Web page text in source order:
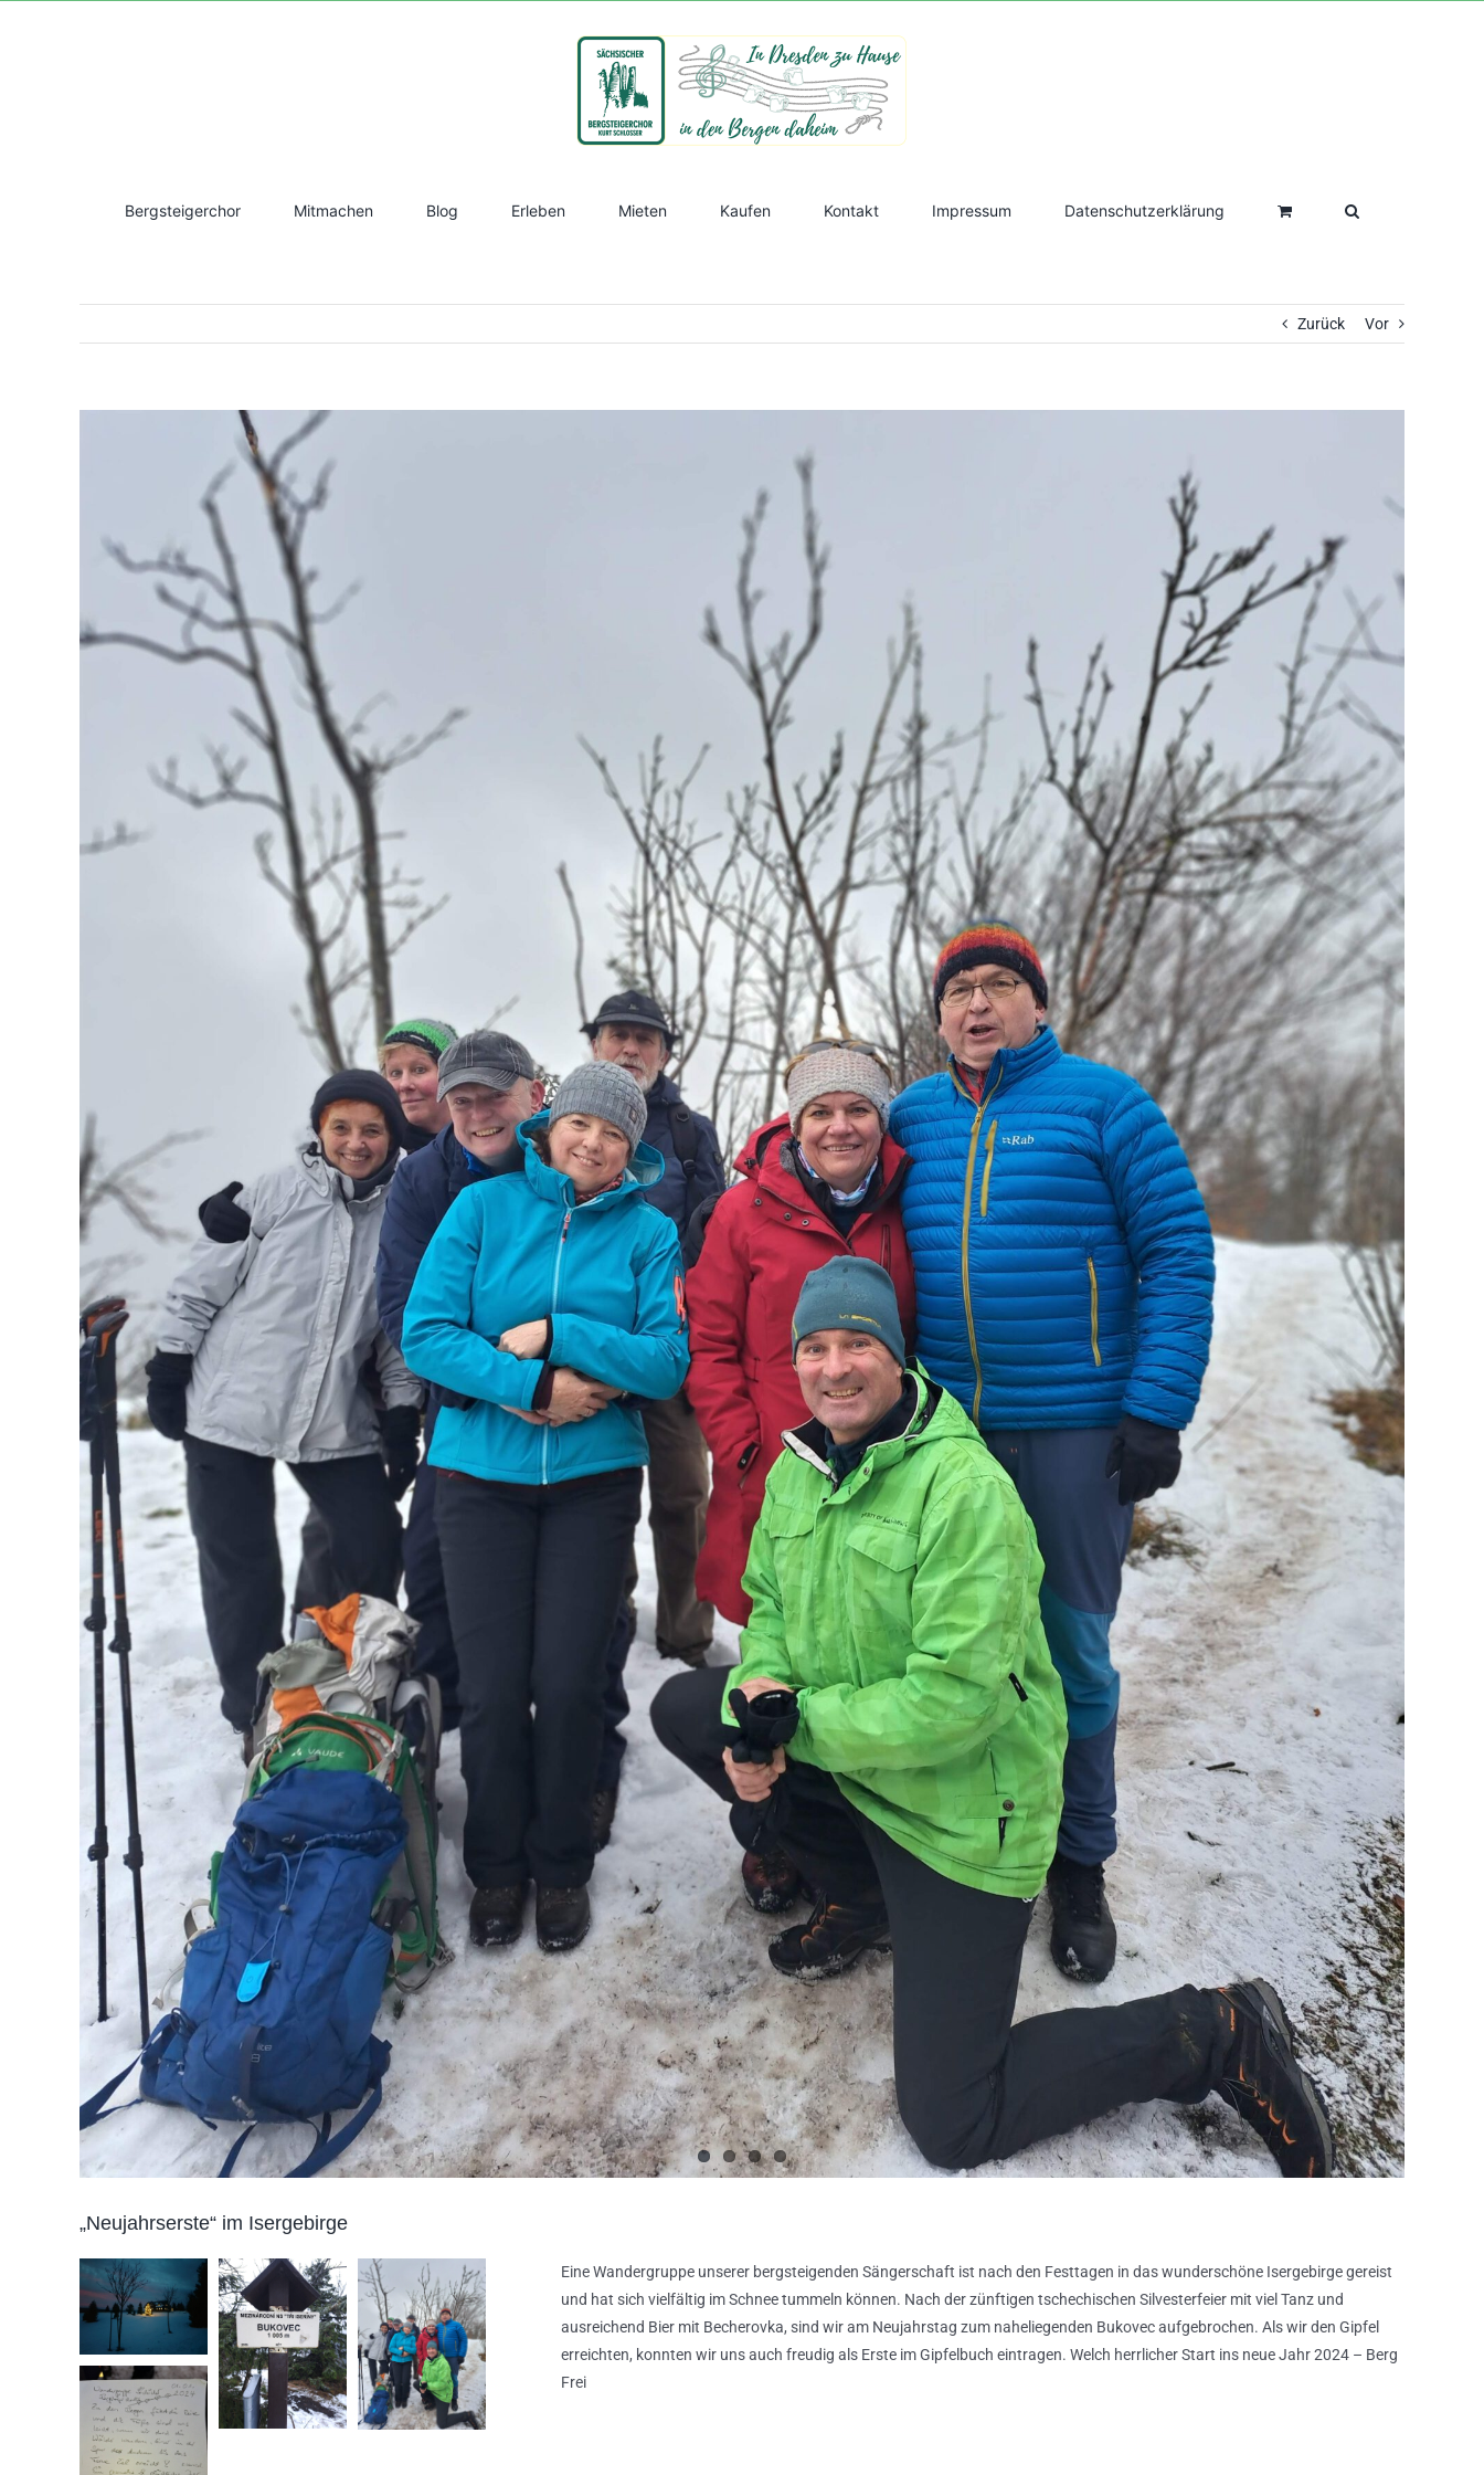
Bergsteigerchor Mitmachen Blog Erleben Mieten Kaufen Kontakt Impressum Datenschutzerklärung
Zurück Vor
„Neujahrserste“ im Isergebirge
Eine Wandergruppe unserer bergsteigenden Sängerschaft ist nach den Festtagen in das wunderschöne Isergebirge gereist
und hat sich vielfältig im Schnee tummeln können. Nach der zünftigen tschechischen Silvesterfeier mit viel Tanz und
ausreichend Bier mit Becherovka, sind wir am Neujahrstag zum naheliegenden Bukovec aufgebrochen. Als wir den Gipfel
erreichten, konnten wir uns auch freudig als Erste im Gipfelbuch eintragen. Welch herrlicher Start ins neue Jahr 2024 – Berg
Frei